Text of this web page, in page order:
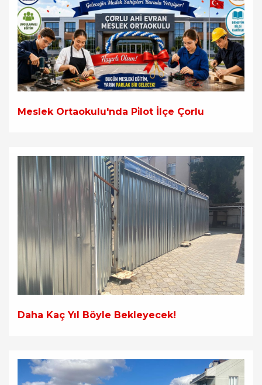
Meslek Ortaokulu'nda Pi̇lot İlçe Çorlu
Daha Kaç Yıl Böyle Bekleyecek!